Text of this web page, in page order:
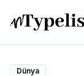
Dünya